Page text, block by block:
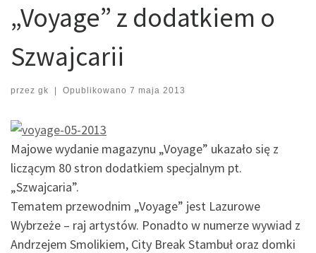
„Voyage” z dodatkiem o
Szwajcarii
przez gk | Opublikowano 7 maja 2013
Majowe wydanie magazynu „Voyage” ukazało się z
liczącym 80 stron dodatkiem specjalnym pt.
„Szwajcaria”.
Tematem przewodnim „Voyage” jest Lazurowe
Wybrzeże – raj artystów. Ponadto w numerze wywiad z
Andrzejem Smolikiem, City Break Stambuł oraz domki